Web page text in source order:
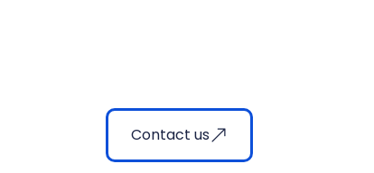
Contact us